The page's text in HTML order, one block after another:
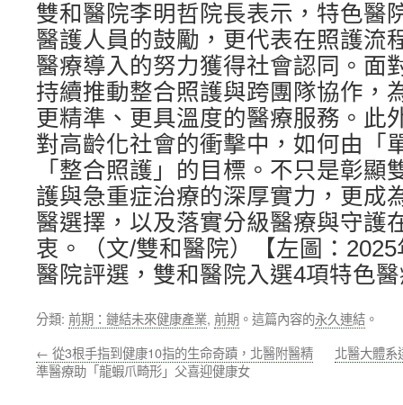
雙和醫院李明哲院長表示，特色醫
醫護人員的鼓勵，更代表在照護流
醫療導入的努力獲得社會認同。面
持續推動整合照護與跨團隊協作，
更精準、更具溫度的醫療服務。此
對高齡化社會的衝擊中，如何由「
「整合照護」的目標。不只是彰顯
護與急重症治療的深厚實力，更成
醫選擇，以及落實分級醫療與守護
衷。（文/雙和醫院）【左圖：
醫院評選，雙和醫院入選4項特色
分類: 前期：鏈結未來健康產業, 前期 。這篇內容的永久連結 。
← 從3根手指到健康10指的生命奇蹟，北醫附醫精
準醫療助「龍蝦爪畸形」父喜迎健康女
北醫大體系